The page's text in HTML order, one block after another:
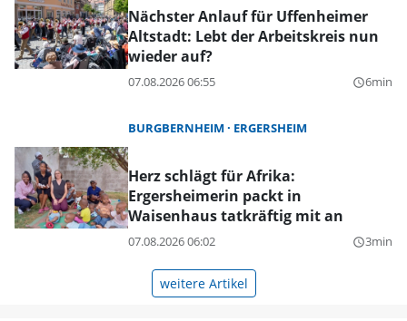
Nächster Anlauf für Uffenheimer
Altstadt: Lebt der Arbeitskreis nun
wieder auf?
07.08.2026 06:55 query_builder6min
BURGBERNHEIM ERGERSHEIM
Herz schlägt für Afrika:
Ergersheimerin packt in
Waisenhaus tatkräftig mit an
07.08.2026 06:02 query_builder3min
weitere Artikel